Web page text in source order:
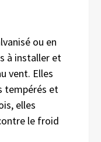
ou en
à installer et
vent. Elles
tempérés et
elles
le froid